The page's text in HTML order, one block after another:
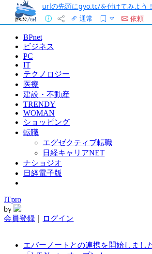
urlの先頭にgyo.tc/を付けてみよう！
通常
依頼